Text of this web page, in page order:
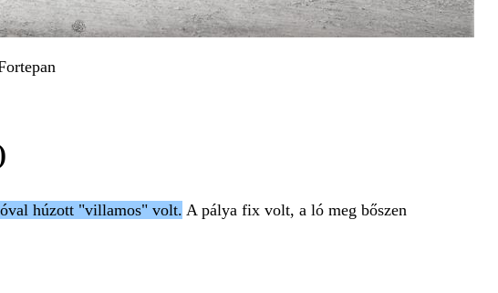
húzott "villamos" volt. A pálya fix volt, a ló meg bőszen